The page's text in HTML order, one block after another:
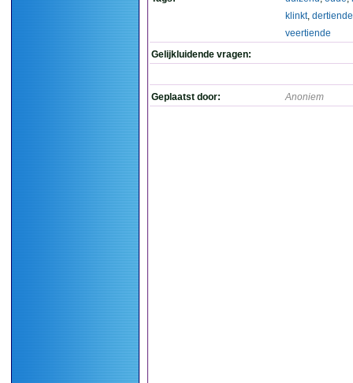
klinkt, dertiende
veertiende
Gelijkluidende vragen:
Geplaatst door: Anoniem